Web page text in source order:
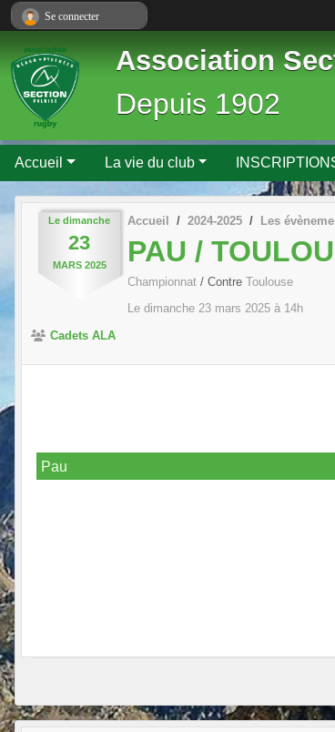
Association
Depuis 1902
Accueil La vie du club
Le dimanche
23
MARS 2025
Accueil 2024-2025 Les
PAU /
Championnat / Contre Toulouse
Le dimanche 23 mars 2025 à 14h
Cadets ALA
Pau
Se connecter
Panneau de gestion des cookies